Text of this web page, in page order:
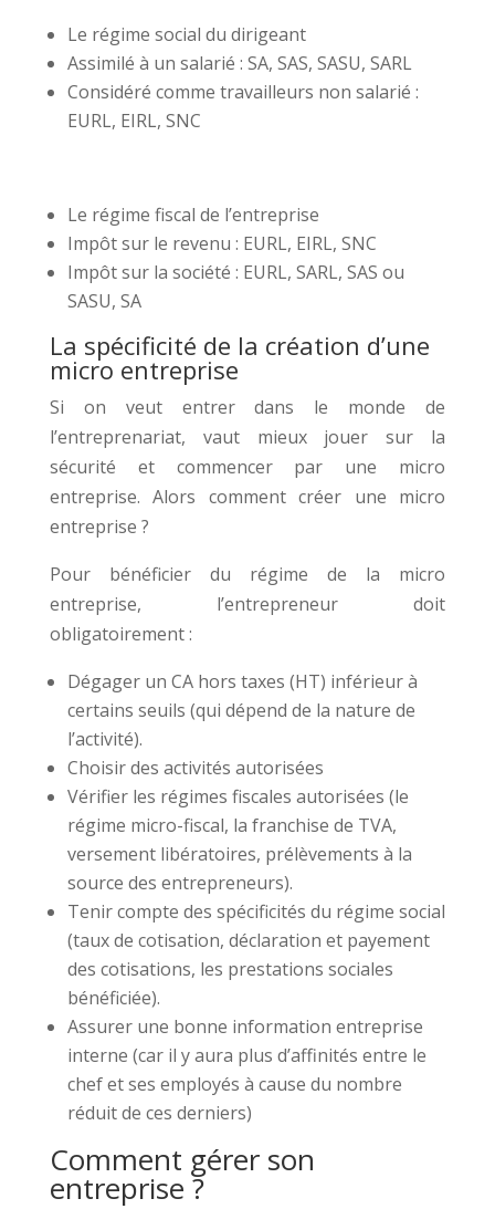
Le régime social du dirigeant
Assimilé à un salarié : SA, SAS, SASU, SARL
Considéré comme travailleurs non salarié :
EURL, EIRL, SNC
Le régime fiscal de l’entreprise
Impôt sur le revenu : EURL, EIRL, SNC
Impôt sur la société : EURL, SARL, SAS ou
SASU, SA
La spécificité de la création d’une
micro entreprise
Si on veut entrer dans le monde de
l’entreprenariat, vaut mieux jouer sur la
sécurité et commencer par une micro
entreprise. Alors comment créer une micro
entreprise ?
Pour bénéficier du régime de la micro
entreprise, l’entrepreneur doit
obligatoirement :
Dégager un CA hors taxes (HT) inférieur à
certains seuils (qui dépend de la nature de
l’activité).
Choisir des activités autorisées
Vérifier les régimes fiscales autorisées (le
régime micro-fiscal, la franchise de TVA,
versement libératoires, prélèvements à la
source des entrepreneurs).
Tenir compte des spécificités du régime social
(taux de cotisation, déclaration et payement
des cotisations, les prestations sociales
bénéficiée).
Assurer une bonne information entreprise
interne (car il y aura plus d’affinités entre le
chef et ses employés à cause du nombre
réduit de ces derniers)
Comment gérer son
entreprise ?